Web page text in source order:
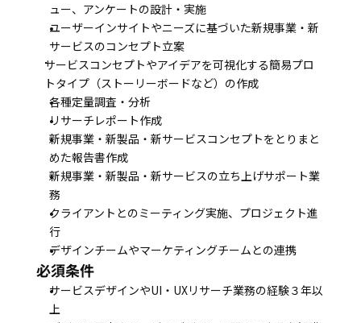
ュー、アンケートの設計・実施
ユーザーインサイトやニーズに基づいた新規事業・新
サービスのコンセプト立案
サービスコンセプトやアイデアを可視化する簡易プロ
トタイプ（ストーリーボードなど）の作成
各種定量調査・分析
リサーチレポート作成
新規事業・新製品・新サービスコンセプトをとりまと
めた報告書作成
新規事業・新製品・新サービスの立ち上げサポート業
務
クライアントとのミーティング実施、プロジェクト進
行
デザインチームやマーケティングチームとの連携
必須条件
サービスデザインやUI・UXリサーチ業務の経験３年以
上